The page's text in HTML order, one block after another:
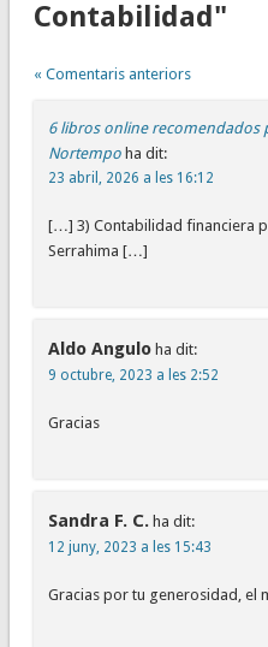
Contabilidad"
« Comentaris anteriors
6 libros online recomendados
Nortempo ha dit:
23 abril, 2026 a les 16:12
[…] 3) Contabilidad financiera
Serrahima […]
Aldo Angulo ha dit:
9 octubre, 2023 a les 2:52
Gracias
Sandra F. C. ha dit:
12 juny, 2023 a les 15:43
Gracias por tu generosidad, el